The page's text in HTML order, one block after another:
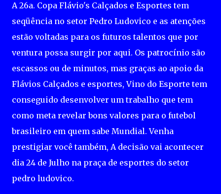
A 26a. Copa Flávio's Calçados e Esportes tem
seqüência no setor Pedro Ludovico e as atenções
estão voltadas para os futuros talentos que por
ventura possa surgir por aqui. Os patrocínio são
escassos ou de minutos, mas graças ao apoio da
Flávios Calçados e esportes, Vino do Esporte tem
conseguido desenvolver um trabalho que tem
como meta revelar bons valores para o futebol
brasileiro em quem sabe Mundial. Venha
prestigiar você também, A decisão vai acontecer
dia 24 de Julho na praça de esportes do setor
pedro ludovico.